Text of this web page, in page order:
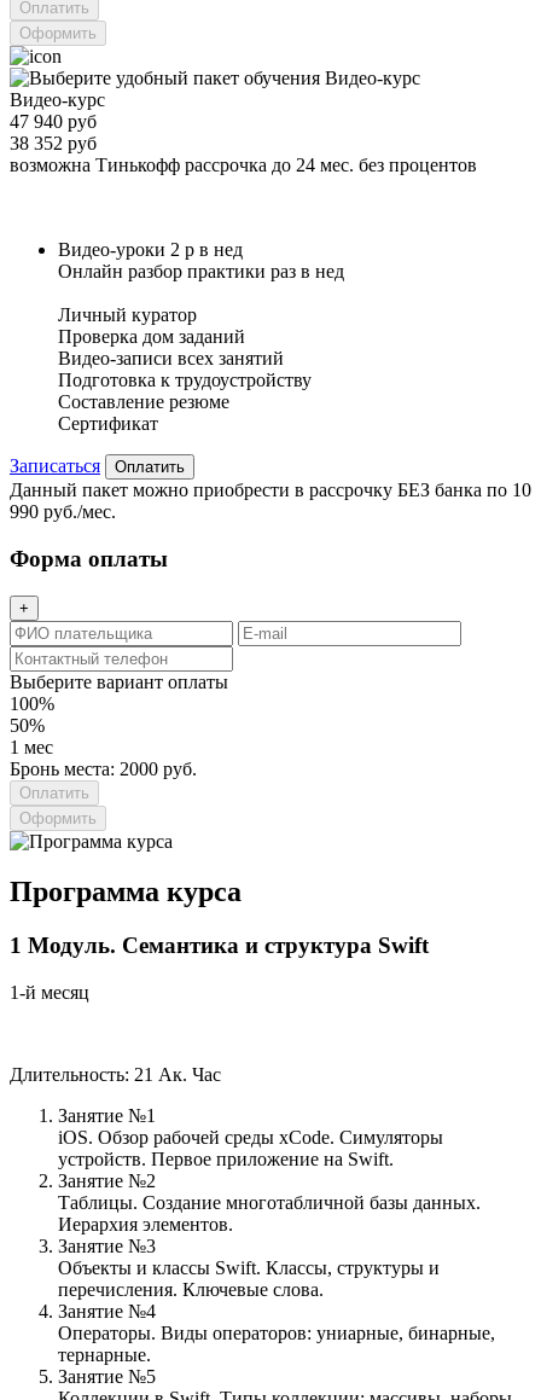
Оформить
Видео-курс
47 940 руб
38 352 руб
возможна Тинькофф рассрочка до 24 мес. без процентов
Видео-уроки 2 р в нед
Онлайн разбор практики раз в нед
Личный куратор
Проверка дом заданий
Видео-записи всех занятий
Подготовка к трудоустройству
Составление резюме
Сертификат
Записаться Оплатить
Данный пакет можно приобрести в рассрочку БЕЗ банка по 10
990 руб./мес.
Форма оплаты
+
Выберите вариант оплаты
100%
50%
1 мес
Бронь места: 2000 руб.
Оформить
Программа курса
1 Модуль. Семантика и структура Swift
1-й месяц
Длительность: 21 Ак. Час
Занятие №1
iOS. Обзор рабочей среды xCode. Симуляторы
устройств. Первое приложение на Swift.
Занятие №2
Таблицы. Создание многотабличной базы данных.
Иерархия элементов.
Занятие №3
Объекты и классы Swift. Классы, структуры и
перечисления. Ключевые слова.
Занятие №4
Операторы. Виды операторов: униарные, бинарные,
тернарные.
Занятие №5